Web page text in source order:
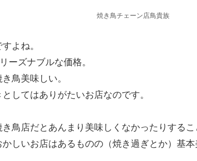
してはありがたいお店なのです。
鳥店だとあんまり美味しくなかったりする
しいお店はあるものの（焼き過ぎとか）基
焼き鳥」が売りだったこともあって焼き鳥が